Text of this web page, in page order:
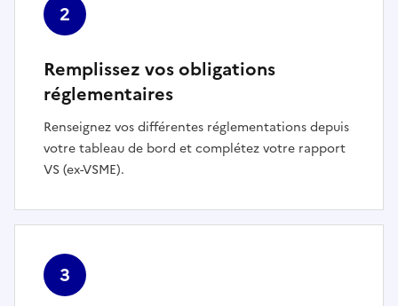
2
Remplissez vos obligations
réglementaires
Renseignez vos différentes réglementations depuis
votre tableau de bord et complétez votre rapport
VS (ex-VSME).
3